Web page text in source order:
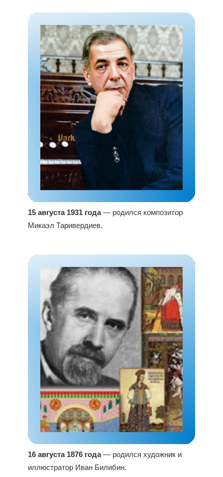
15 августа 1931 года— родился композитор
Микаэл Таривердиев.
16 августа 1876 года— родился художник и
иллюстратор Иван Билибин.